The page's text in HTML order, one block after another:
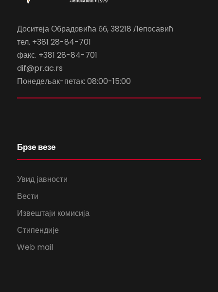
Доситеја Обрадовића бб, 38218 Лепосавић
тел. +381 28-84-701
факс. +381 28-84-701
dif@pr.ac.rs
Понедељак-петак: 08:00-15:00
Брзе везе
Увид јавности
Вести
Извештаји комисија
Стипендије
Web mail